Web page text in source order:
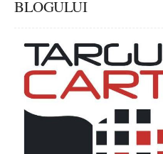
BLOGULUI